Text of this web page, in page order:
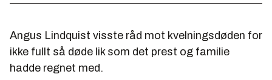
Angus Lindquist visste råd mot kvelningsdøden for
ikke fullt så døde lik som det prest og familie
hadde regnet med.